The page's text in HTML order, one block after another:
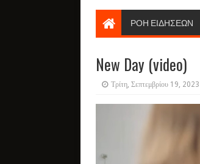
ΡΟΗ ΕΙΔΗΣΕΩΝ
New Day (video)
Τρίτη, Σεπτεμβρίου 19, 2023